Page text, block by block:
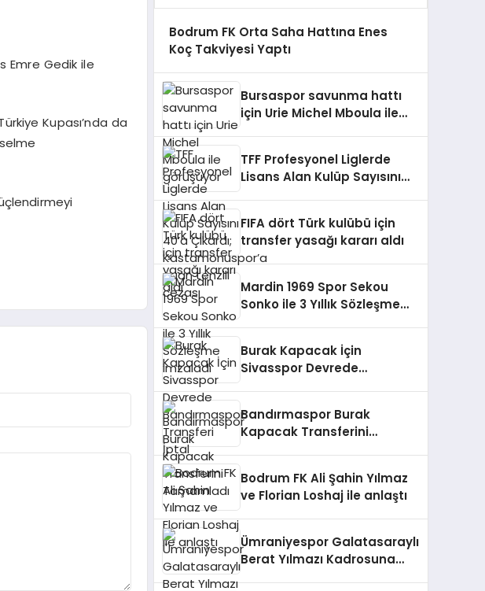
Emre Gedik ile
Kupası’nda da
Bodrum FK Orta Saha Hattına Enes
Koç Takviyesi Yaptı
Bursaspor savunma hattı
için Urie Michel Mboula ile
TFF Profesyonel Liglerde
Lisans Alan Kulüp Sayısını
tenzili cezası
FIFA dört Türk kulübü için
transfer yasağı kararı aldı
Mardin 1969 Spor Sekou
Sonko ile 3 Yıllık Sözleşme
Burak Kapacak İçin
Sivasspor Devrede
Bandırmaspor Burak
Kapacak Transferini
Bodrum FK Ali Şahin Yılmaz
ve Florian Loshaj ile anlaştı
Ümraniyespor Galatasaraylı
Berat Yılmazı Kadrosuna